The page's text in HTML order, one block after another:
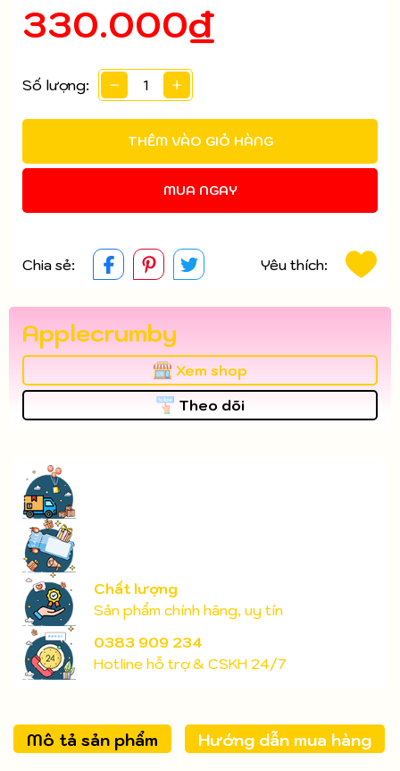
330.000₫
Số lượng:
THÊM VÀO GIỎ HÀNG
MUA NGAY
Mã giảm giá:
Ngày hết hạn:
Điều kiện:
Chia sẻ: Yêu thích:
Applecrumby
Xem shop
Theo dõi
Chất lượng
Sản phẩm chính hãng, uy tín
0383 909 234
Hotline hỗ trợ & CSKH 24/7
Mô tả sản phẩm Hướng dẫn mua hàng